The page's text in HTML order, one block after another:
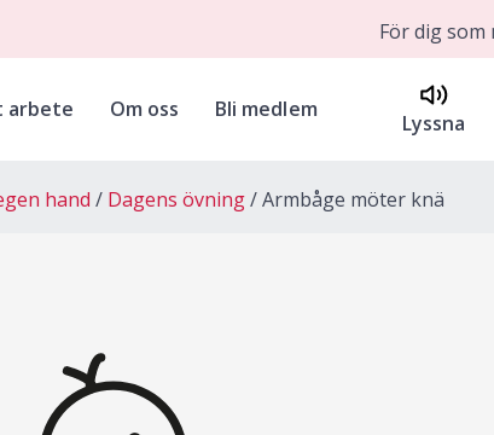
För dig som
arbete Om oss Bli medlem
Lyssna
hand Dagens övning Armbåge möter knä